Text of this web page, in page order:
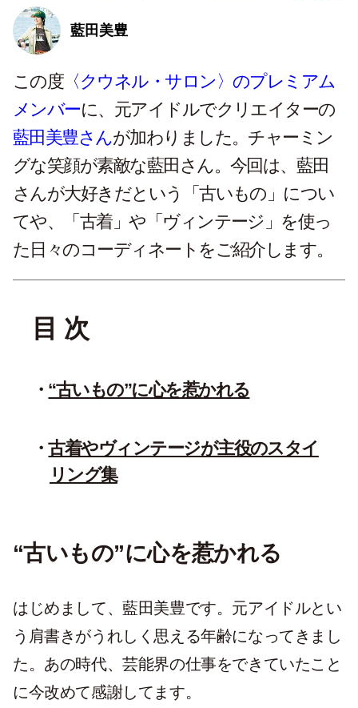
藍田美豊
この度〈クウネル・サロン〉のプレミアム
メンバーに、元アイドルでクリエイターの
藍田美豊さんが加わりました。チャーミン
グな笑顔が素敵な藍田さん。今回は、藍田
さんが大好きだという「古いもの」につい
てや、「古着」や「ヴィンテージ」を使っ
た日々のコーディネートをご紹介します。
目 次
“古いもの”に心を惹かれる
古着やヴィンテージが主役のスタイ
リング集
“古いもの”に心を惹かれる
はじめまして、藍田美豊です。元アイドルとい
う肩書きがうれしく思える年齢になってきまし
た。あの時代、芸能界の仕事をできていたこと
に今改めて感謝してます。